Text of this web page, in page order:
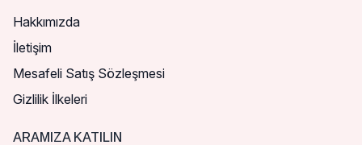
Hakkımızda
İletişim
Mesafeli Satış Sözleşmesi
Gizlilik İlkeleri
ARAMIZA KATILIN